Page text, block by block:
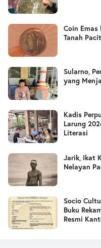
Coin
Tanah
Sularno,
yang
Kadis
Larung
Literasi
Jarik, Ikat
Nelayan
Socio
Buku
Resmi